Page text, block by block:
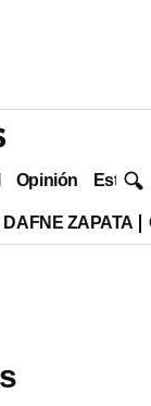
Opinión Estilo
DAFNE ZAPATA